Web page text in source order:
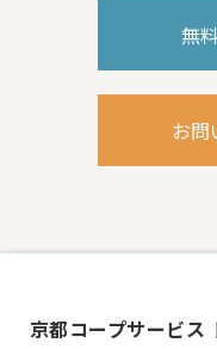
無
お問
京都コープサービス